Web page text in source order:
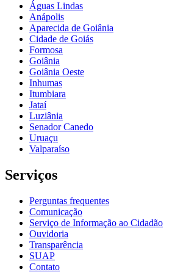
Águas Lindas
Anápolis
Aparecida de Goiânia
Cidade de Goiás
Formosa
Goiânia
Goiânia Oeste
Inhumas
Itumbiara
Jataí
Luziânia
Senador Canedo
Uruaçu
Valparaíso
Serviços
Perguntas frequentes
Comunicação
Serviço de Informação ao Cidadão
Ouvidoria
Transparência
SUAP
Contato